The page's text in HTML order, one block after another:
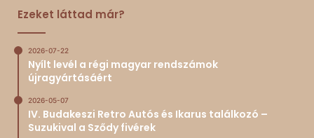
Ezeket láttad már?
2026-07-22
Nyílt levél a régi magyar rendszámok
újragyártásáért
2026-05-07
IV. Budakeszi Retro Autós és Ikarus találkozó –
Suzukival a Sződy fivérek